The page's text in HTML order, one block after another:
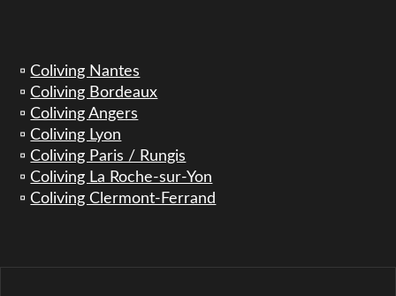
▫️Coliving Nantes
▫️Coliving Bordeaux
▫️Coliving Angers
▫️Coliving Lyon
▫️Coliving Paris / Rungis
▫️Coliving La Roche-sur-Yon
▫️Coliving Clermont-Ferrand